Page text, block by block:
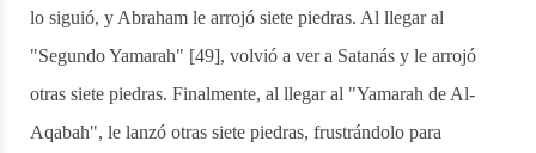
lo siguió, y Abraham le arrojó siete piedras. Al llegar al
"Segundo Yamarah" [49], volvió a ver a Satanás y le arrojó
otras siete piedras. Finalmente, al llegar al "Yamarah de Al-
Aqabah", le lanzó otras siete piedras, frustrándolo para